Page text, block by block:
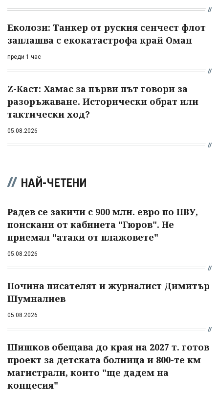
Еколози: Танкер от руския сенчест флот
заплашва с екокатастрофа край Оман
преди 1 час
Z-Каст: Хамас за първи път говори за
разоръжаване. Исторически обрат или
тактически ход?
05.08.2026
НАЙ-ЧЕТЕНИ
Радев се закичи с 900 млн. евро по ПВУ,
поискани от кабинета "Гюров". Не
приемал "атаки от плажовете"
05.08.2026
Почина писателят и журналист Димитър
Шумналиев
05.08.2026
Шишков обещава до края на 2027 т. готов
проект за детската болница и 800-те км
магистрали, които "ще дадем на
концесия"